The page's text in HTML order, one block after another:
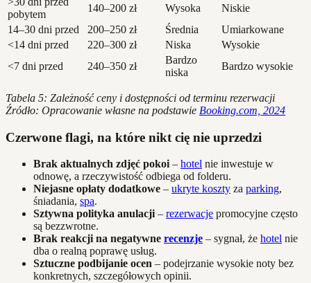
pobytem
140–200 zł Wysoka
Niskie
14–30 dni przed
200–250 zł Średnia
Umiarkowane
<14 dni przed
220–300 zł Niska
Wysokie
<7 dni przed
240–350 zł
Bardzo
niska
Bardzo wysokie
Tabela 5: Zależność ceny i dostępności od terminu rezerwacji
Źródło: Opracowanie własne na podstawie Booking.com, 2024
Czerwone flagi, na które nikt cię nie uprzedzi
Brak aktualnych zdjęć pokoi– hotel nie inwestuje w
odnowę, a rzeczywistość odbiega od folderu.
Niejasne opłaty dodatkowe – ukryte koszty za parking,
śniadania, spa.
Sztywna polityka anulacji– rezerwacje promocyjne często
są bezzwrotne.
Brak reakcji na negatywne recenzje – sygnał, że hotel nie
dba o realną poprawę usług.
Sztuczne podbijanie ocen – podejrzanie wysokie noty bez
konkretnych, szczegółowych opinii.